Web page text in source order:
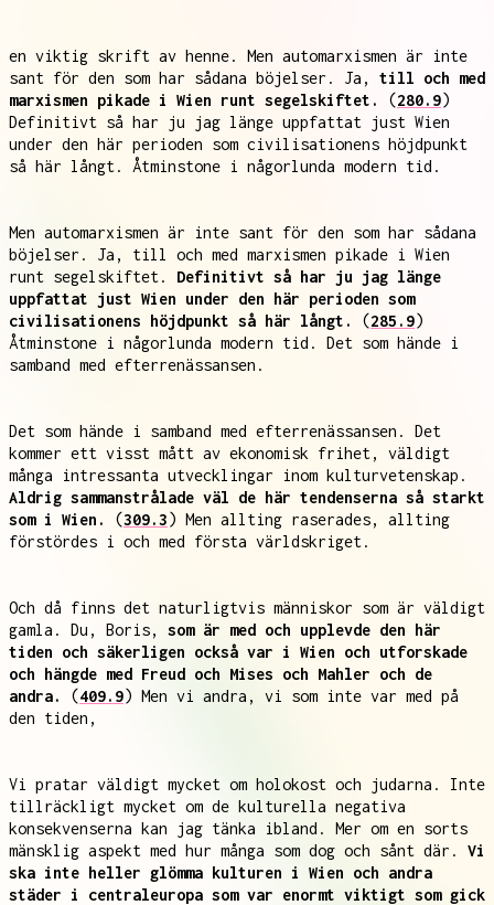
en viktig skrift av henne. Men automarxismen är inte
sant för den som har sådana böjelser. Ja, till och med
marxismen pikade i Wien runt segelskiftet.
(280.9)
Definitivt så har ju jag länge uppfattat just Wien
under den här perioden som civilisationens höjdpunkt
så här långt. Åtminstone i någorlunda modern tid.
Men automarxismen är inte sant för den som har sådana
böjelser. Ja, till och med marxismen pikade i Wien
runt segelskiftet. Definitivt så har ju jag länge
uppfattat just Wien under den här perioden som
civilisationens höjdpunkt så här långt.
(285.9)
Åtminstone i någorlunda modern tid. Det som hände i
samband med efterrenässansen.
Det som hände i samband med efterrenässansen. Det
kommer ett visst mått av ekonomisk frihet, väldigt
många intressanta utvecklingar inom kulturvetenskap.
Aldrig sammanstrålade väl de här tendenserna så starkt
som i Wien.
(309.3) Men allting raserades, allting
förstördes i och med första världskriget.
Och då finns det naturligtvis människor som är väldigt
gamla. Du, Boris, som är med och upplevde den här
tiden och säkerligen också var i Wien och utforskade
och hängde med Freud och Mises och Mahler och de
andra.
(409.9) Men vi andra, vi som inte var med på
den tiden,
Vi pratar väldigt mycket om holokost och judarna. Inte
tillräckligt mycket om de kulturella negativa
konsekvenserna kan jag tänka ibland. Mer om en sorts
mänsklig aspekt med hur många som dog och sånt där. Vi
ska inte heller glömma kulturen i Wien och andra
städer i centraleuropa som var enormt viktigt som gick